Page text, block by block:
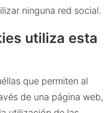
ninguna red social.
utiliza esta
que permiten al
de una página web,